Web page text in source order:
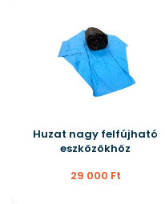
Huzat nagy felfújható
eszközökhöz
29 000 Ft